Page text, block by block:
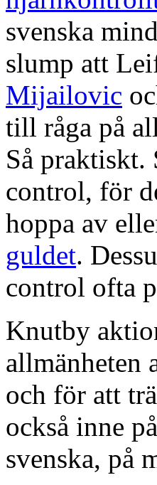
svenska
slump att
Mijailovic
till råga på
Så praktiskt.
control, för
hoppa av
guldet.
control ofta
Knutby
allmänheten
och för att
också inne
svenska, på